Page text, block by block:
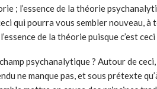
; l’essence de la théorie
qui pourra vous sembler nouveau, à
de la théorie puisque c’est
psychanalytique ? Autour de
ne manque pas, et sous prétexte